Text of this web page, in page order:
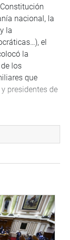
nacional, la
la
el
la
los
que
presidentes de
y de
es hora de
y
y que su
punto final de
ha